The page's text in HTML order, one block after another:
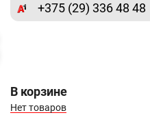
+375 (29) 336 48 48
В корзине
Нет товаров